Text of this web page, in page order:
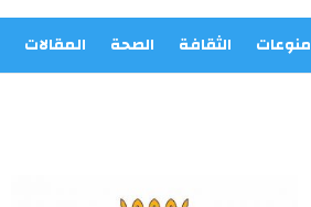
منوعات الثقافة الصحة المقالات